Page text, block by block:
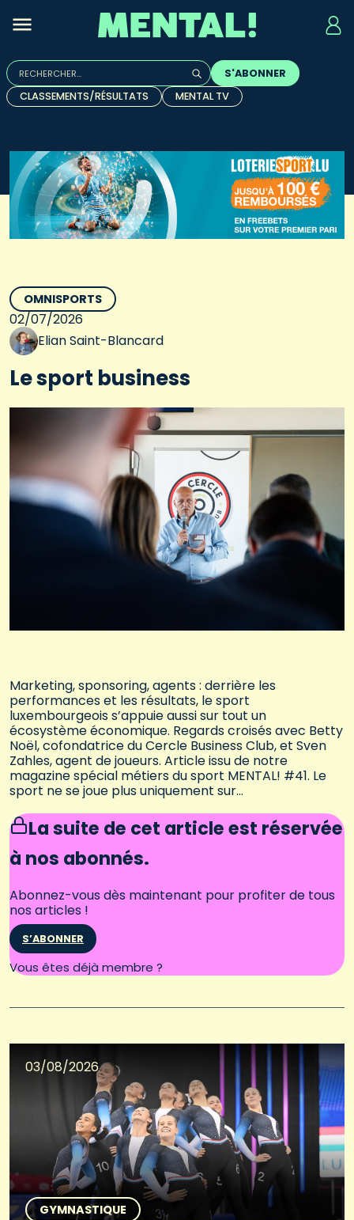
Rechercher :
Quand les résultats de l'auto-complétion sont
S'ABONNER
CLASSEMENTS/RÉSULTATS
MENTAL TV
OMNISPORTS
02/07/2026
Elian Saint-Blancard
Le sport business
Marketing, sponsoring, agents : derrière les
performances et les résultats, le sport
luxembourgeois s’appuie aussi sur tout un
écosystème économique. Regards croisés avec Betty
Noël, cofondatrice du Cercle Business Club, et Sven
Zahles, agent de joueurs. Article issu de notre
magazine spécial métiers du sport MENTAL! #41. Le
sport ne se joue plus uniquement sur…
La suite de cet article est réservée
à nos abonnés.
Abonnez-vous dès maintenant pour profiter de tous
nos articles !
S’ABONNER
Vous êtes déjà membre ?
03/08/2026
GYMNASTIQUE